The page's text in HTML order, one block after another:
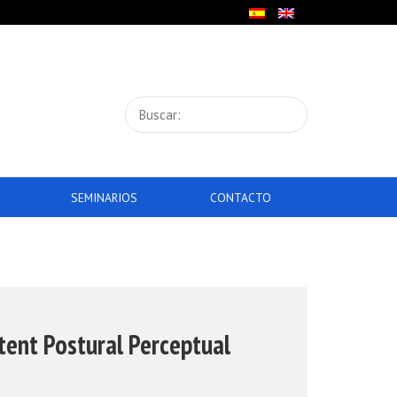
SEMINARIOS CONTACTO
Postural Perceptual